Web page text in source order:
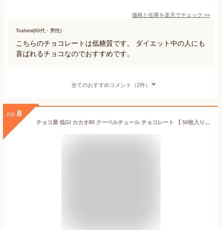
価格と在庫を楽天でチェック >>
Toshimi(60代・男性)
こちらのチョコレートは低糖質です。 ダイエット中の人にも
喜ばれるチョコなのでおすすめです。
全てのおすすめコメント（2件）
no. 8
チョコ屋 低GI カカオ80 クーベルチュール チョコレート 【 50枚入り（500g)】 送料無料 ギフト 大容量 業務用 ダークチョコレート カカオ70％以上 個包装 高カカオ 糖質制限 糖質オフ 低糖質 植物油脂不使用 お菓子 非常食 【楽ギフ_包装】楽ギフ_のし 母の日 父の日